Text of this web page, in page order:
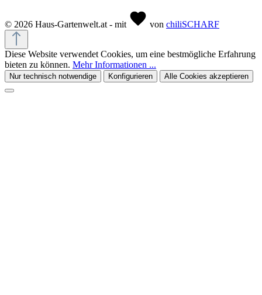
© 2026 Haus-Gartenwelt.at - mit von chiliSCHARF
Diese Website verwendet Cookies, um eine bestmögliche Erfahrung
bieten zu können. Mehr Informationen ...
Nur technisch notwendige Konfigurieren Alle Cookies akzeptieren